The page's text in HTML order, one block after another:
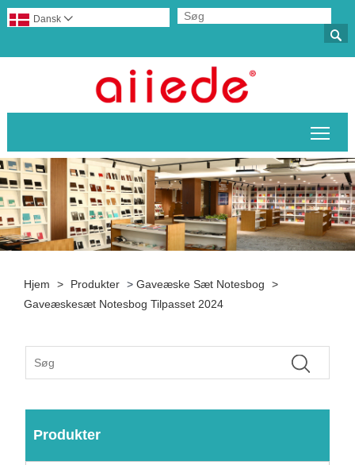

Dansk 
Hjem > Produkter >Gaveæske Sæt Notesbog
>
Gaveæskesæt Notesbog Tilpasset 2024
Produkter